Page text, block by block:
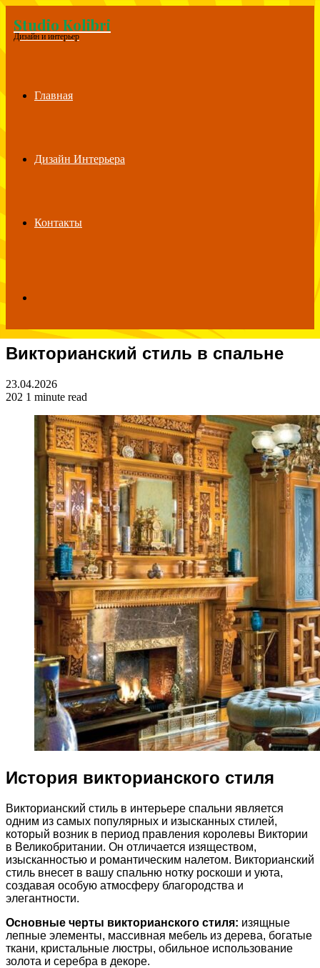
Menu
Studio Kolibri
Дизайн и интерьер
Главная
Дизайн Интерьера
Контакты
for
Викторианский стиль в спальне
23.04.2026
202 1 minute read
История викторианского стиля
Викторианский стиль в интерьере спальни является
одним из самых популярных и изысканных стилей,
который возник в период правления королевы Виктории
в Великобритании. Он отличается изяществом,
изысканностью и романтическим налетом. Викторианский
стиль внесет в вашу спальню нотку роскоши и уюта,
создавая особую атмосферу благородства и
элегантности.
Основные черты викторианского стиля: изящные
лепные элементы, массивная мебель из дерева, богатые
ткани, кристальные люстры, обильное использование
золота и серебра в декоре.